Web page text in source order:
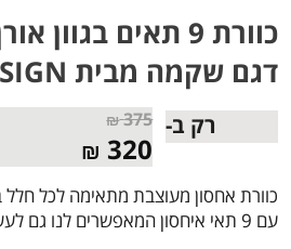
כוורת 9 תאים
דגם שקמה מבית TUDO DESIGN
רק ב- 375
₪
320
₪
כוורת אחסון מעוצבת מתאימה לכל חלל
עם 9 תאי איחסון המאפשרים לנו גם לעשות מעט סדר בבלגן וגם לשמור על עיצוב מוקפד.